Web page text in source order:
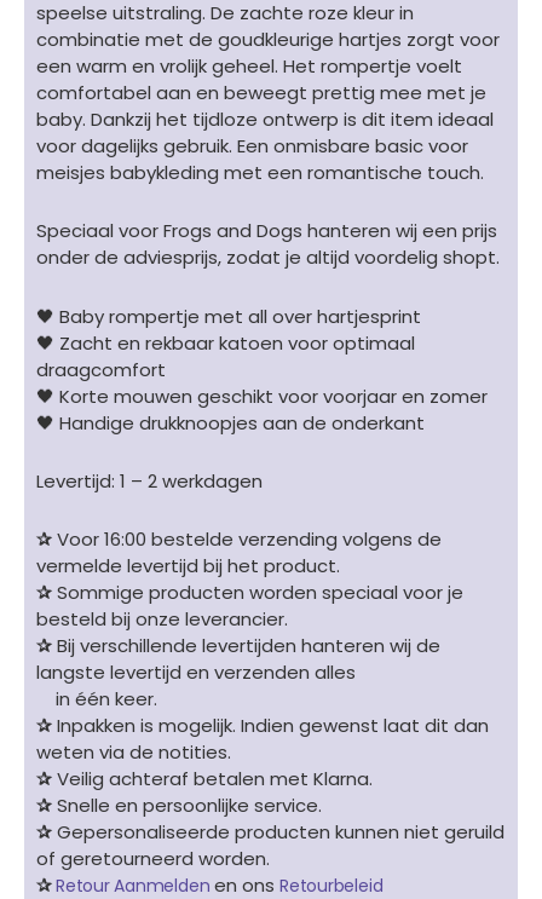
aantal
speelse uitstraling. De zachte roze kleur in
combinatie met de goudkleurige hartjes zorgt voor
een warm en vrolijk geheel. Het rompertje voelt
comfortabel aan en beweegt prettig mee met je
baby. Dankzij het tijdloze ontwerp is dit item ideaal
voor dagelijks gebruik. Een onmisbare basic voor
meisjes babykleding met een romantische touch.
Speciaal voor Frogs and Dogs hanteren wij een prijs
onder de adviesprijs, zodat je altijd voordelig shopt.
🖤 Baby rompertje met all over hartjesprint
🖤 Zacht en rekbaar katoen voor optimaal
draagcomfort
🖤 Korte mouwen geschikt voor voorjaar en zomer
🖤 Handige drukknoopjes aan de onderkant
Levertijd: 1 – 2 werkdagen
✰Voor 16:00 bestelde verzending volgens de
vermelde levertijd bij het product.
✰Sommige producten worden speciaal voor je
besteld bij onze leverancier.
✰Bij verschillende levertijden hanteren wij de
langste levertijd en verzenden alles
in één keer.
✰Inpakken is mogelijk. Indien gewenst laat dit dan
weten via de notities.
✰Veilig achteraf betalen met Klarna.
✰Snelle en persoonlijke service.
✰Gepersonaliseerde producten kunnen niet geruild
of geretourneerd worden.
✰Retour Aanmelden en ons Retourbeleid